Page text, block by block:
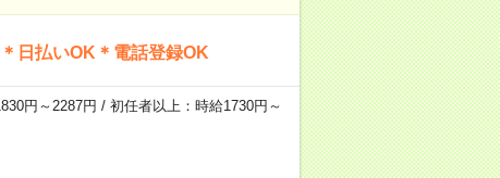
日払いOK＊電話登録OK
円～2287円 / 初任者以上：時給1730円～